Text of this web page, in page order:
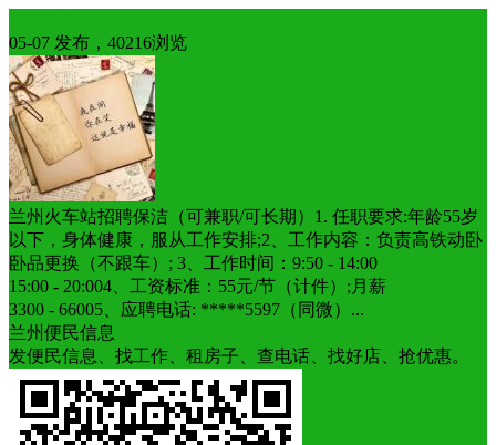
05-07 发布，40216浏览
兰州火车站招聘保洁（可兼职/可长期）1. 任职要求:年龄55岁
以下，身体健康，服从工作安排;2、工作内容：负责高铁动卧
卧品更换（不跟车）; 3、工作时间：9:50 - 14:00
15:00 - 20:004、工资标准：55元/节（计件）;月薪
3300 - 66005、​应聘电话: *****5597（同微）...
兰州便民信息
发便民信息、找工作、租房子、查电话、找好店、抢优惠。